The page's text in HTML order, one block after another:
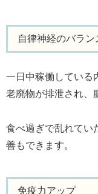
自律神経のバラ
一日中稼働している
老廃物が排泄され、
食べ過ぎで乱れてい
善もできます。
免疫力アップ